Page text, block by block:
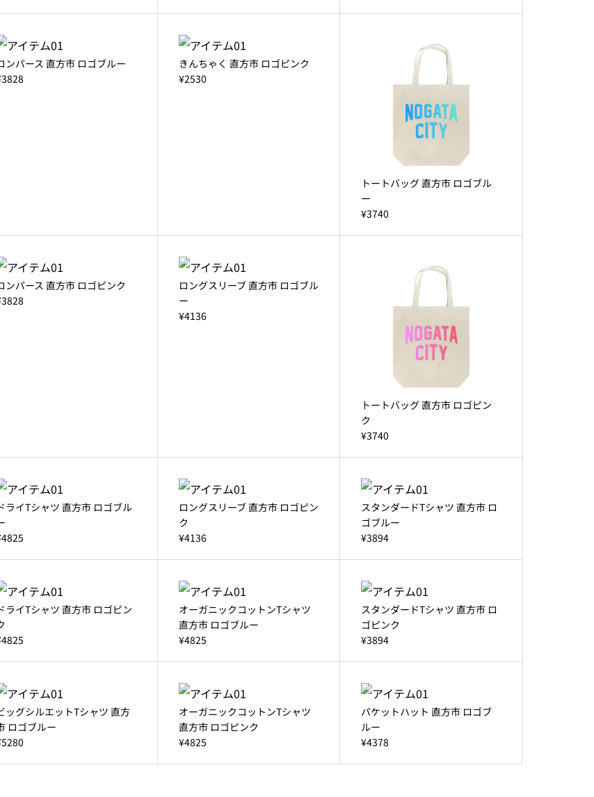
ンパース 直方市 ロゴブルー
きんちゃく 直方市 ロゴピンク
¥2530
トートバッグ 直方市 ロゴブル
ー
¥3740
ンパース 直方市 ロゴピンク
ロングスリーブ 直方市 ロゴブル
ー
¥4136
トートバッグ 直方市 ロゴピン
ク
¥3740
ライTシャツ 直方市 ロゴブル
ロングスリーブ 直方市 ロゴピン
ク
¥4136
スタンダードTシャツ 直方市 ロ
ゴブルー
¥3894
ライTシャツ 直方市 ロゴピン
オーガニックコットンTシャツ
直方市 ロゴブルー
¥4825
スタンダードTシャツ 直方市 ロ
ゴピンク
¥3894
ッグシルエットTシャツ 直方
ロゴブルー
オーガニックコットンTシャツ
直方市 ロゴピンク
¥4825
パケットハット 直方市 ロゴブ
ルー
¥4378